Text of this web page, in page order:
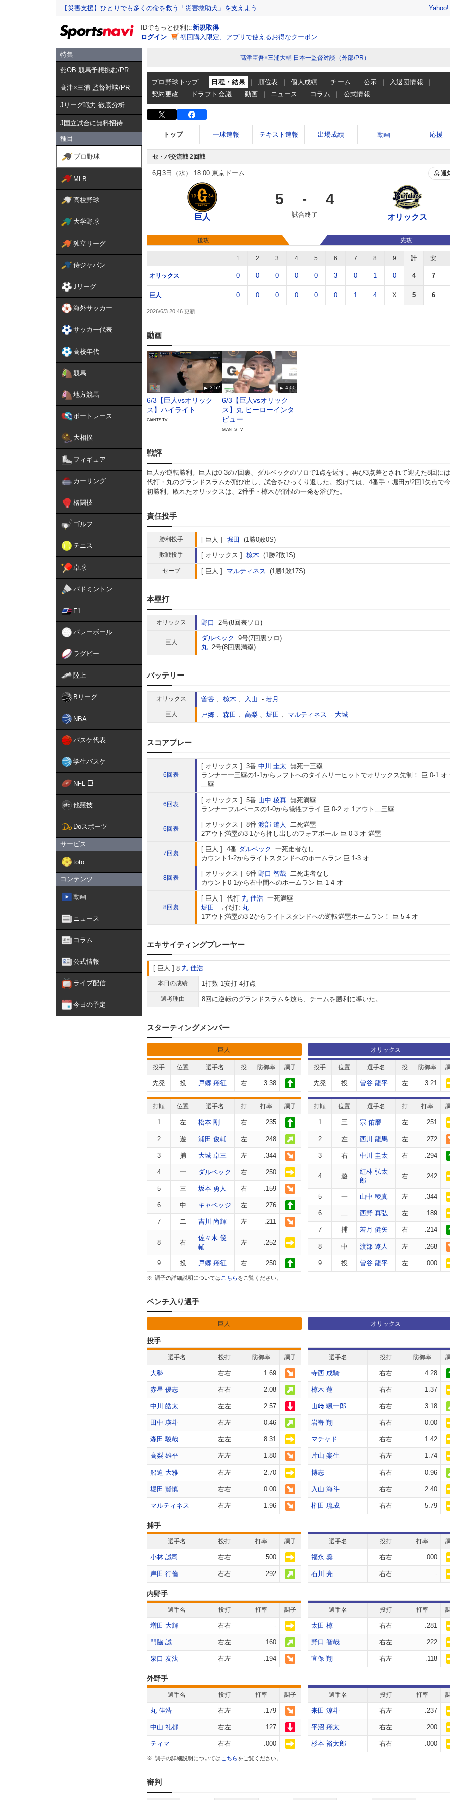
【災害支援】ひとりでも多くの命を救う「災害救助犬」を支えよう
IDでもっと便利に新規取得
ログイン
初回購入限定、アプリで使えるお得なクーポン
特集
燕OB 競馬予想挑む/PR
髙津×三浦 監督対談/PR
Jリーグ戦力 徹底分析
J国立試合に無料招待
種目
プロ野球
MLB
高校野球
大学野球
独立リーグ
侍ジャパン
Jリーグ
海外サッカー
サッカー代表
高校年代
競馬
地方競馬
ボートレース
大相撲
フィギュア
カーリング
格闘技
ゴルフ
テニス
卓球
バドミントン
F1
バレーボール
ラグビー
陸上
Bリーグ
NBA
バスケ代表
学生バスケ
NFL
他競技
Doスポーツ
サービス
toto
コンテンツ
動画
ニュース
コラム
公式情報
ライブ配信
今日の予定
髙津臣吾×三浦大輔 日本一監督対談（外部/PR）
プロ野球トップ 日程・結果 順位表 個人成績 チーム 公示
入退団情報
契約更改
ドラフト会議 動画 ニュース コラム 公式情報
トップ 一球速報 テキスト速報 出場成績 動画 応援
セ・パ交流戦 2回戦
6月3日（水） 18:00 東京ドーム 通
巨人
5 - 4
試合終了 オリックス
後攻 先攻
1 2 3 4 5 6 7 8 9 計 安
オリックス 0 0 0 0 0 3 0 1 0 4 7
巨人 0 0 0 0 0 0 1 4 X 5 6
2026/6/3 20:46
動画
3:52
6/3【巨人vsオリック
ス】ハイライト
GIANTS TV
4:00
6/3【巨人vsオリック
ス】丸 ヒーローインタ
ビュー
GIANTS TV
戦評
巨人が逆転勝利。巨人は0-3の7回裏、ダルベックのソロで1点を返す。再び3点差とされて迎えた8回には
代打・丸のグランドスラムが飛び出し、試合をひっくり返した。投げては、4番手・堀田が2回1失点で
初勝利。敗れたオリックスは、2番手・椋木が痛恨の一発を浴びた。
責任投手
勝利投手 巨人 堀田 (1勝0敗0S)
敗戦投手 オリックス 椋木 (1勝2敗1S)
セーブ 巨人 マルティネス (1勝1敗17S)
本塁打
オリックス 野口 2号(8回表ソロ)
巨人
ダルベック
9号(7回裏ソロ)
丸 2号(8回裏満塁)
バッテリー
オリックス 曽谷 、 椋木 、 入山 - 若月
巨人 戸郷 、 森田 、 高梨 、 堀田 、 マルティネス - 大城
スコアプレー
6回表
オリックス 3番 中川 圭太 無死一三塁
ランナー一三塁の1-1からレフトへのタイムリーヒットでオリックス先制！ 巨 0-1 オ
二塁
6回表
オリックス 5番 山中 稜真 無死満塁
ランナーフルベースの1-0から犠牲フライ 巨 0-2 オ 1アウト二三塁
6回表
オリックス 8番 渡部 遼人
二死満塁
2アウト満塁の3-1から押し出しのフォアボール 巨 0-3 オ 満塁
7回裏
巨人 4番 ダルベック
一死走者なし
カウント1-2からライトスタンドへのホームラン 巨 1-3 オ
8回表
オリックス 6番 野口 智哉 二死走者なし
カウント0-1から右中間へのホームラン 巨 1-4 オ
8回裏
巨人 代打 丸 佳浩 一死満塁
堀田
→代打: 丸
1アウト満塁の3-2からライトスタンドへの逆転満塁ホームラン！ 巨 5-4 オ
エキサイティングプレーヤー
巨人 8 丸 佳浩
本日の成績 1打数 1安打 4打点
選考理由 8回に逆転のグランドスラムを放ち、チームを勝利に導いた。
スターティングメンバー
巨人
投手 位置 選手名 投 防御率 調子
先発 投 戸郷 翔征 右 3.38
打順 位置 選手名 打 打率 調子
1 左 松本 剛 右 .235
2 遊 浦田 俊輔 左 .248
3 捕 大城 卓三 左 .344
4 一 ダルベック 右 .250
5 三 坂本 勇人 右 .159
6 中 キャベッジ 左 .276
7 二 吉川 尚輝 左 .211
8 右
佐々木 俊
輔
左 .252
9 投 戸郷 翔征 右 .250
オリックス
投手 位置 選手名 投 防御率
先発 投 曽谷 龍平 左 3.21
打順 位置 選手名 打 打率
1 三 宗 佑磨 左 .251
2 左 西川 龍馬 左 .272
3 右 中川 圭太 右 .294
4 遊
紅林 弘太
郎
右 .242
5 一 山中 稜真 左 .344
6 二 西野 真弘 左 .189
7 捕 若月 健矢 右 .214
8 中 渡部 遼人 左 .268
9 投 曽谷 龍平 左 .000
調子の詳細説明については こちらをご覧ください。
ベンチ入り選手
巨人 オリックス
投手
選手名 投打 防御率 調子
大勢 右右 1.69
赤星 優志 右右 2.08
中川 皓太 左左 2.57
田中 瑛斗 右左 0.46
森田 駿哉 左左 8.31
高梨 雄平 左左 1.80
船迫 大雅 右左 2.70
堀田 賢慎 右右 0.00
マルティネス 右左 1.96
選手名 投打 防御率
寺西 成騎 右右 4.28
椋木 蓮 右右 1.37
山﨑 颯一郎 右右 3.18
岩嵜 翔 右右 0.00
マチャド 右右 1.42
片山 楽生 右左 1.74
博志 右右 0.96
入山 海斗 右右 2.40
権田 琉成 右右 5.79
捕手
選手名 投打 打率 調子
小林 誠司 右右 .500
岸田 行倫 右右 .292
選手名 投打 打率
福永 奨 右右 .000
石川 亮 右右 -
内野手
選手名 投打 打率 調子
増田 大輝 右右 -
門脇 誠 右左 .160
泉口 友汰 右左 .194
選手名 投打 打率
太田 椋 右右 .281
野口 智哉 右左 .222
宜保 翔 右左 .118
外野手
選手名 投打 打率 調子
丸 佳浩 右左 .179
中山 礼都 右左 .127
ティマ 右右 .000
選手名 投打 打率
来田 涼斗 右左 .237
平沼 翔太 右左 .200
杉本 裕太郎 右右 .000
調子の詳細説明については こちらをご覧ください。
審判